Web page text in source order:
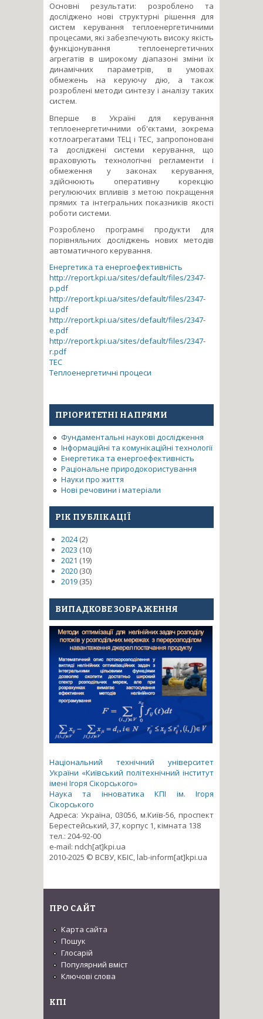
Основні результати: розроблено та
досліджено нові структурні рішення для
систем керування теплоенергетичними
процесами, які забезпечують високу якість
функціонування теплоенергетичних
агрегатів в широкому діапазоні зміни їх
динамічних параметрів, в умовах
обмежень на керуючу дію, а також
розроблені методи синтезу і аналізу таких
систем.
Вперше в Україні для керування
теплоенергетичними об'єктами, зокрема
котлоагрегатами ТЕЦ і ТЕС, запропоновані
та досліджені системи керування, що
враховують технологічні регламенти і
обмеження у законах керування,
здійснюють оперативну корекцію
регулюючих впливів з метою покращення
прямих та інтегральних показників якості
роботи системи.
Розроблено програмні продукти для
порівняльних досліджень нових методів
автоматичного керування.
Енергетика та енергоефективність
http://report.kpi.ua/sites/default/files/2347-
p.pdf
http://report.kpi.ua/sites/default/files/2347-
u.pdf
http://report.kpi.ua/sites/default/files/2347-
e.pdf
http://report.kpi.ua/sites/default/files/2347-
r.pdf
ТЕС
Теплоенергетичні процеси
ПРІОРИТЕТНІ НАПРЯМИ
Фундаментальні наукові дослідження
Інформаційні та комунікаційні технології
Енергетика та енергоефективність
Раціональне природокористування
Науки про життя
Нові речовини і матеріали
РІК ПУБЛІКАЦІЇ
2024(2)
2023 (10)
2021 (19)
2020 (30)
2019 (35)
ВИПАДКОВЕ ЗОБРАЖЕННЯ
Національний технічний університет
України «Київський політехнічний інститут
імені Ігоря Сікорського»
Наука та інноватика КПІ ім. Ігоря
Сікорського
Адреса: Україна, 03056, м.Київ-56, проспект
Берестейський, 37, корпус 1, кімната 138
тел.: 204-92-00
e-mail: ndch[at]kpi.ua
2010-2025 © ВСВУ, КБІС, lab-inform[at]kpi.ua
ПРО САЙТ
Карта сайта
Пошук
Глосарій
Популярний вміст
Ключові слова
КПІ